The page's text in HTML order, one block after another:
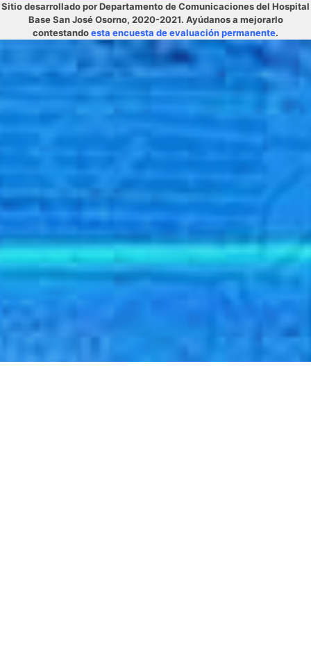
Sitio desarrollado por Departamento de Comunicaciones del Hospital
Base San José Osorno, 2020-2021. Ayúdanos a mejorarlo
contestandoesta encuesta de evaluación permanente.